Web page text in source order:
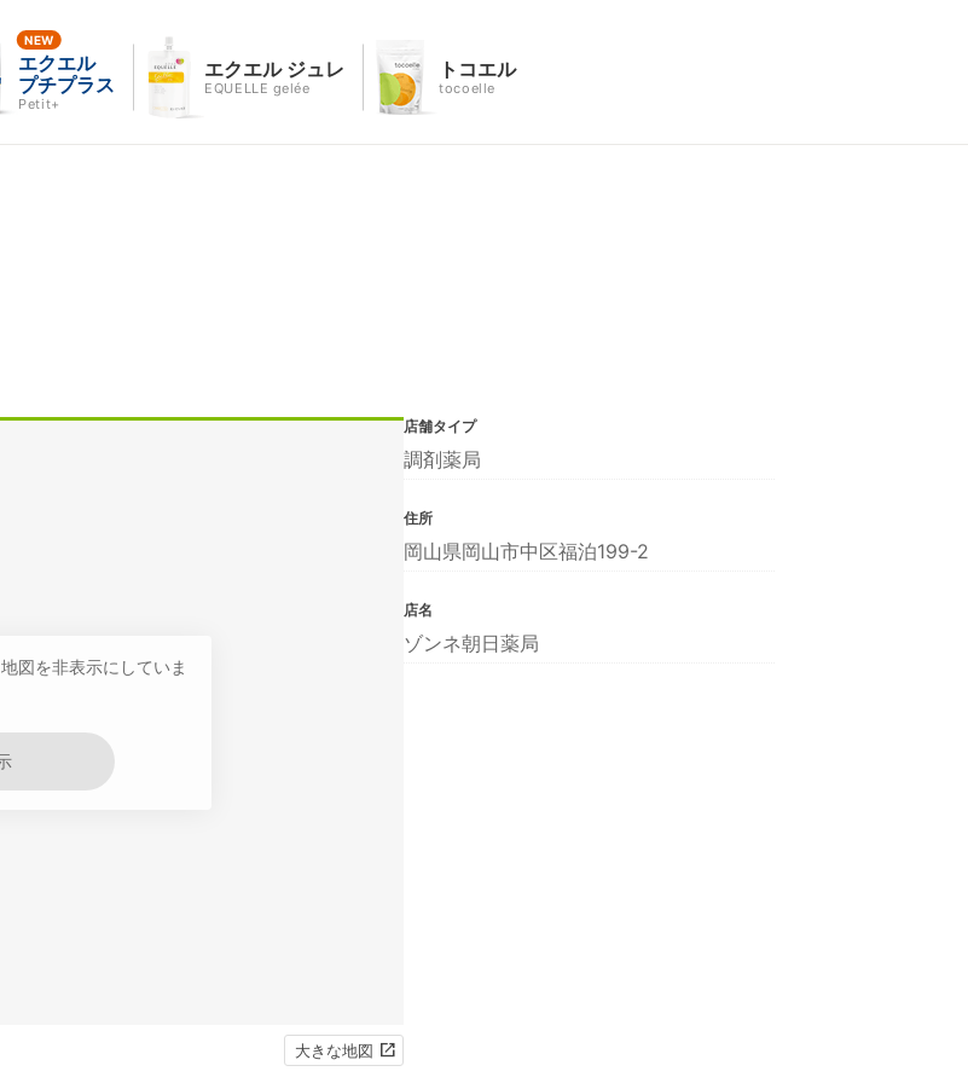
エクエル
プチプラス
Petit+
エクエル ジュレ
EQUELLE gelée
トコエル
tocoelle
図を非表示にしていま
大きな地図
店舗タイプ
調剤薬局
住所
岡山県岡山市中区福泊199-2
店名
ゾンネ朝日薬局